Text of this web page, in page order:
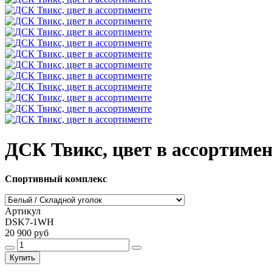
ДСК Твикс, цвет в
Спортивный комплекс
Артикул
DSK7-1WH
20 900 руб
Купить